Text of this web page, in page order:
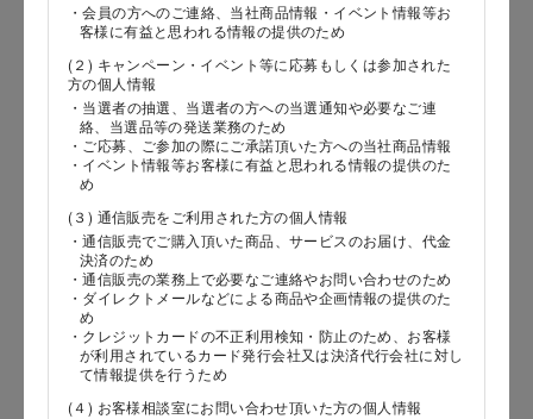
・会員の方へのご連絡、当社商品情報・イベント情報等お
客様に有益と思われる情報の提供のため
(２) キャンペーン・イベント等に応募もしくは参加された
方の個人情報
・当選者の抽選、当選者の方への当選通知や必要なご連
絡、当選品等の発送業務のため
・ご応募、ご参加の際にご承諾頂いた方への当社商品情報
・イベント情報等お客様に有益と思われる情報の提供のた
め
(３) 通信販売をご利用された方の個人情報
・通信販売でご購入頂いた商品、サービスのお届け、代金
決済のため
・通信販売の業務上で必要なご連絡やお問い合わせのため
・ダイレクトメールなどによる商品や企画情報の提供のた
め
・クレジットカードの不正利用検知・防止のため、お客様
が利用されているカード発行会社又は決済代行会社に対し
て情報提供を行うため
(４) お客様相談室にお問い合わせ頂いた方の個人情報
お問い合わせ時氏名（カナ）
［セイ］
［メイ］
（全角で入力してください）
電話番号
メールアドレス